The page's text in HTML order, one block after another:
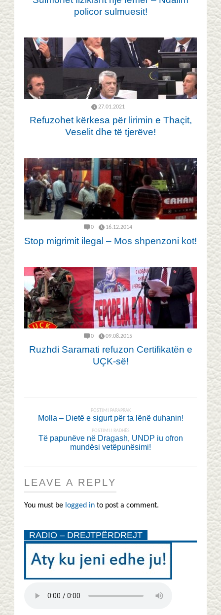
policor sulmuesit!
27.01.2021
Refuzohet kërkesa për lirimin e Thaçit,
Veselit dhe të tjerëve!
0 16.12.2014
Stop migrimit ilegal – Mos shpenzoni kot!
0 09.08.2015
Ruzhdi Saramati refuzon Certifikatën e
UÇK-së!
POSTIMI PARAPRAK
Molla – Dietë e sigurt për ta lënë duhanin!
POSTIMI I RADHËS
Të papunëve në Dragash, UNDP iu ofron
mundësi vetëpunësimi!
LEAVE A REPLY
You must be logged in to post a comment.
RADIO – DREJTPËRDREJT